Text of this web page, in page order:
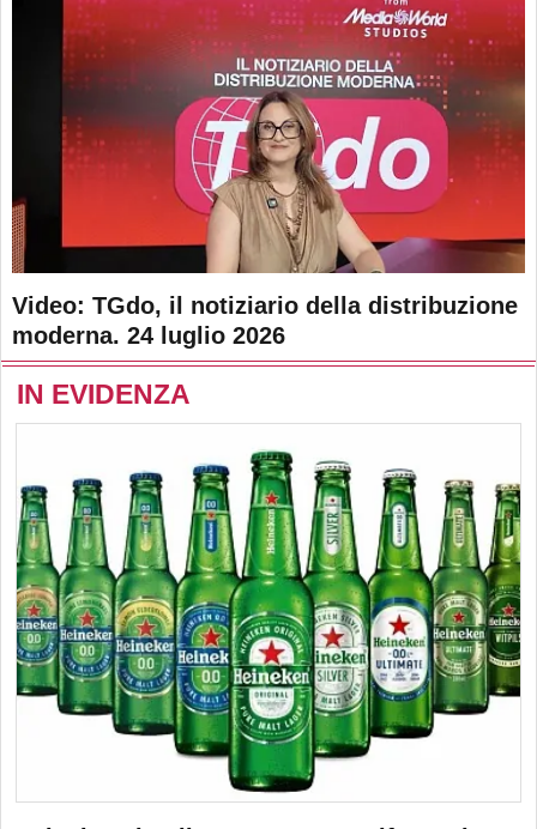
Video: TGdo, il notiziario della distribuzione
moderna. 24 luglio 2026
IN EVIDENZA